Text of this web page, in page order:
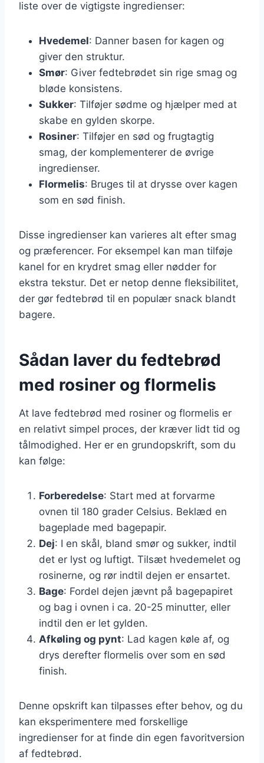
liste over de vigtigste ingredienser:
Hvedemel: Danner basen for kagen og
giver den struktur.
Smør: Giver fedtebrødet sin rige smag og
bløde konsistens.
Sukker: Tilføjer sødme og hjælper med at
skabe en gylden skorpe.
Rosiner: Tilføjer en sød og frugtagtig
smag, der komplementerer de øvrige
ingredienser.
Flormelis: Bruges til at drysse over kagen
som en sød finish.
Disse ingredienser kan varieres alt efter smag
og præferencer. For eksempel kan man tilføje
kanel for en krydret smag eller nødder for
ekstra tekstur. Det er netop denne fleksibilitet,
der gør fedtebrød til en populær snack blandt
bagere.
Sådan laver du fedtebrød
med rosiner og flormelis
At lave fedtebrød med rosiner og flormelis er
en relativt simpel proces, der kræver lidt tid og
tålmodighed. Her er en grundopskrift, som du
kan følge:
Forberedelse: Start med at forvarme
ovnen til 180 grader Celsius. Beklæd en
bageplade med bagepapir.
Dej: I en skål, bland smør og sukker, indtil
det er lyst og luftigt. Tilsæt hvedemelet og
rosinerne, og rør indtil dejen er ensartet.
Bage: Fordel dejen jævnt på bagepapiret
og bag i ovnen i ca. 20-25 minutter, eller
indtil den er let gylden.
Afkøling og pynt: Lad kagen køle af, og
drys derefter flormelis over som en sød
finish.
Denne opskrift kan tilpasses efter behov, og du
kan eksperimentere med forskellige
ingredienser for at finde din egen favoritversion
af fedtebrød.